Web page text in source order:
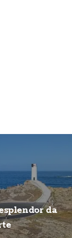
da